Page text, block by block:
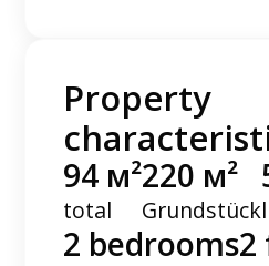
Property
94 м²
total
220 м²
Grundstück
2 bedrooms2